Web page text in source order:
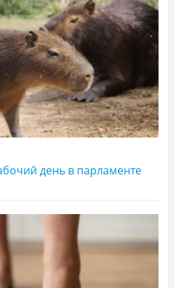
день в парламенте